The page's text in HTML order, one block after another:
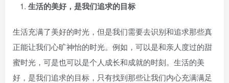
生活的美好，是我们追求的目标
生活充满了美好的时光，但是我们需要去识别和追求那些真
正能让我们心旷神怡的时光。例如，可以是和亲人度过的甜
蜜时光，可是也可以是个人成长和成就的时刻。生活的美
好，是我们追求的目标，只有找到那些让我们内心充满满足